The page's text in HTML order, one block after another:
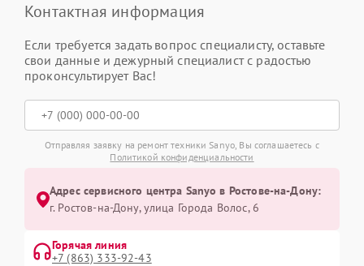
Контактная информация
Если требуется задать вопрос специалисту, оставьте
свои данные и дежурный специалист с радостью
проконсультирует Вас!
Отправляя заявку на ремонт техники Sanyo, Вы соглашаетесь с
Политикой конфиденциальности
Адрес сервисного центра Sanyo в Ростове-на-Дону:
г. Ростов-на-Дону, улица Города Волос, 6
Горячая линия
+7 (863) 333-92-43